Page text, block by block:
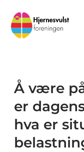
content
Å være
er
hva er